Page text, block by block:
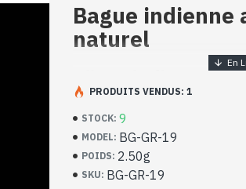
Bague indienne
naturel
Bijoux indiens
argent massif et
- Bague en argent véritable 925/
- Faite à Jaipur ( INDE )
- Pierre sertie, taillée à la main,
- Taille de la pierre : 6mm de
STOCK: 9
MODEL: BG-GR-19
POIDS: 2.50g
SKU: BG-GR-19
PRODUITS VENDUS: 1